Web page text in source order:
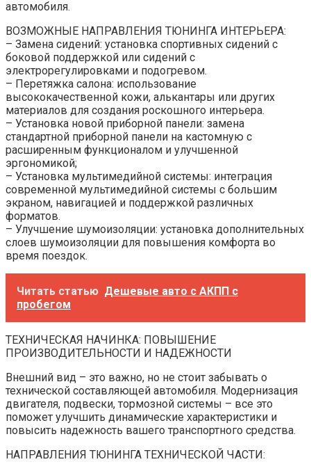
автомобиля.
ВОЗМОЖНЫЕ НАПРАВЛЕНИЯ ТЮНИНГА ИНТЕРЬЕРА:
– Замена сидений: установка спортивных сидений с
боковой поддержкой или сидений с
электрорегулировками и подогревом.
– Перетяжка салона: использование
высококачественной кожи, алькантары или других
материалов для создания роскошного интерьера.
– Установка новой приборной панели: замена
стандартной приборной панели на кастомную с
расширенным функционалом и улучшенной
эргономикой;
– Установка мультимедийной системы: интеграция
современной мультимедийной системы с большим
экраном, навигацией и поддержкой различных
форматов.
– Улучшение шумоизоляции: установка дополнительных
слоев шумоизоляции для повышения комфорта во
время поездок.
Читать статью Дешевые авто с АКПП с
пробегом
ТЕХНИЧЕСКАЯ НАЧИНКА: ПОВЫШЕНИЕ
ПРОИЗВОДИТЕЛЬНОСТИ И НАДЕЖНОСТИ
Внешний вид – это важно, но не стоит забывать о
технической составляющей автомобиля. Модернизация
двигателя, подвески, тормозной системы – все это
поможет улучшить динамические характеристики и
повысить надежность вашего транспортного средства.
НАПРАВЛЕНИЯ ТЮНИНГА ТЕХНИЧЕСКОЙ ЧАСТИ: